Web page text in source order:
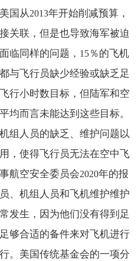
国从2013年开始削减预算，
关联，但是也导致海军被迫
临同样的问题， 15％的飞机
与飞行员缺少经验或缺乏足
行小时数目标，但陆军和空
均而言未能达到这些目标。
组人员的缺乏、维护问题以
，使得飞行员无法在空中飞
航空安全委员会2020年的报
、机组人员和飞机维护维护
发生，因为他们没有得到足
够合适的备件来对飞机进行
。美国传统基金会的一项分